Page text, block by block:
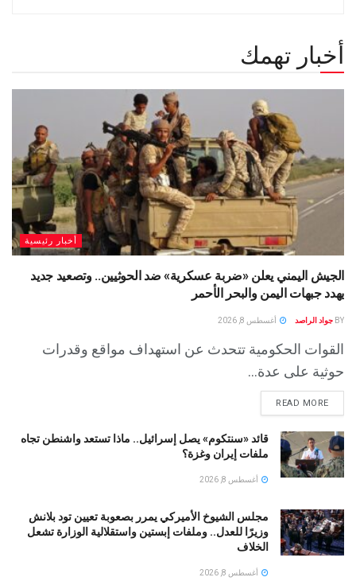
أخبار تهمك
أخبار رئيسية
الجيش اليمني يعلن «ضربة عسكرية» ضد الحوثيين.. وتصعيد جديد
يهدد جبهات اليمن والبحر الأحمر
BY جواد الراصد أغسطس 8, 2026
القوات الحكومية تتحدث عن استهداف مواقع وقدرات
حوثية على عدة...
READ MORE
قائد «سنتكوم» يصل إسرائيل.. ماذا تستعد واشنطن تجاه
ملفات إيران وغزة؟
أغسطس 8, 2026
مجلس الشيوخ الأميركي يمرر بصعوبة تعيين تود بلانش
وزيرًا للعدل.. وملفات إبستين واستقلالية الوزارة تشعل
الخلاف
أغسطس 8, 2026